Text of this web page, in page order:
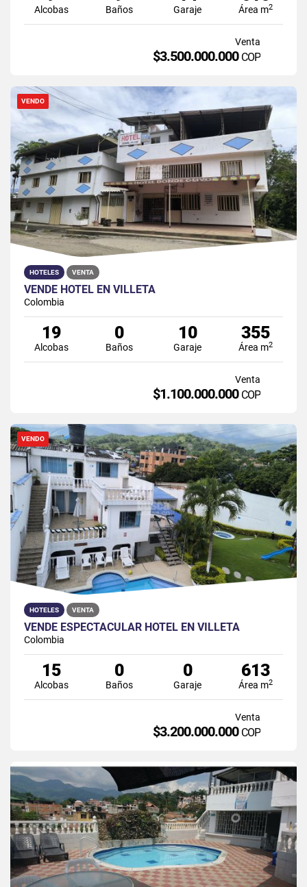
Alcobas Baños Garaje Área m2
Venta
$3.500.000.000 COP
VENDO
HOTELES VENTA
VENDE HOTEL EN VILLETA
Colombia
19
Alcobas
0
Baños
10
Garaje
355
Área m2
Venta
$1.100.000.000 COP
VENDO
HOTELES VENTA
VENDE ESPECTACULAR HOTEL EN VILLETA
Colombia
15
Alcobas
0
Baños
0
Garaje
613
Área m2
Venta
$3.200.000.000 COP